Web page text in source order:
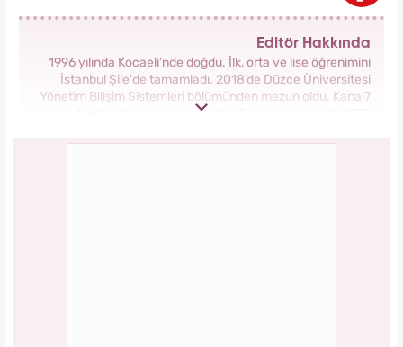
Editör Hakkında
1996 yılında Kocaeli’nde doğdu. İlk, orta ve lise öğrenimini
İstanbul Şile'de tamamladı. 2018’de Düzce Üniversitesi
Yönetim Bilişim Sistemleri bölümünden mezun oldu. Kanal7
Medya Grubu’na bağlı Haber7.com bünyesinde ‘SEO